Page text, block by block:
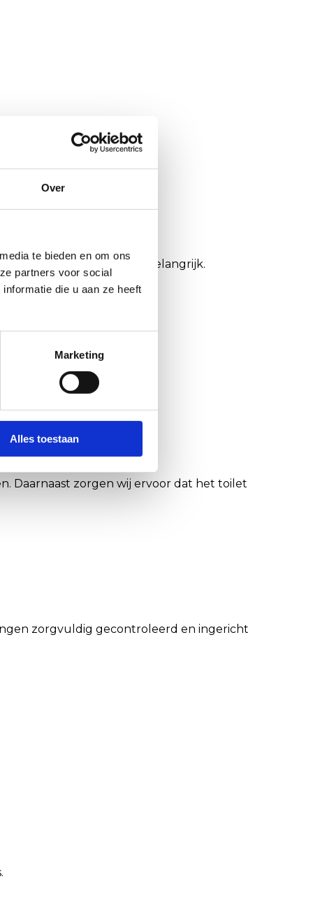
Over
te bieden en om ons
partners voor social
die u aan ze heeft
Marketing
Alles toestaan
wij comfort en privacy belangrijk.
Daarnaast zorgen wij ervoor dat het toilet
zorgvuldig gecontroleerd en ingericht